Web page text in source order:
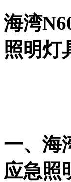
海湾
照明灯
一、海
应急照